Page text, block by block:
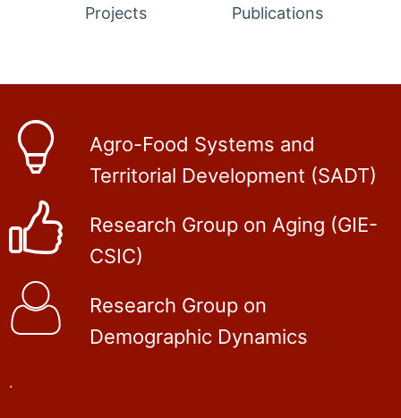
Projects Publications
Agro-Food Systems and
Territorial Development (SADT)
Research Group on Aging (GIE-
CSIC)
Research Group on
Demographic Dynamics
.